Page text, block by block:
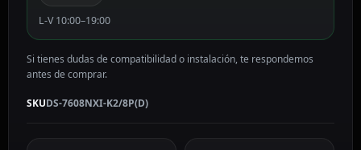
L-V 10:00–19:00
Si tienes dudas de compatibilidad o instalación, te respondemos
antes de comprar.
SKUDS-7608NXI-K2/8P(D)